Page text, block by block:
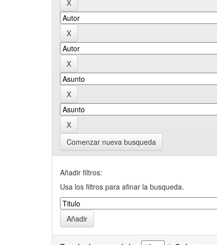
Comenzar nueva busqueda
Añadir filtros:
Usa los filtros para afinar la busqueda.